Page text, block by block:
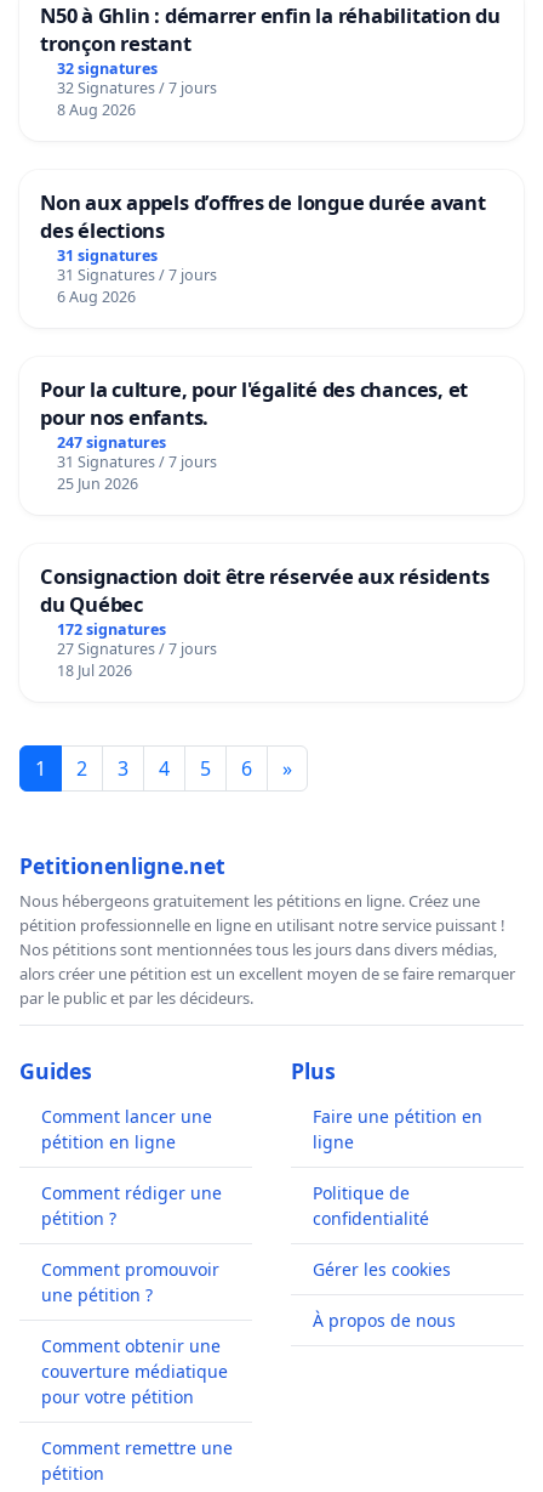
N50 à Ghlin : démarrer enfin la réhabilitation du
tronçon restant
32 signatures
32 Signatures / 7 jours
8 Aug 2026
Non aux appels d’offres de longue durée avant
des élections
31 signatures
31 Signatures / 7 jours
6 Aug 2026
Pour la culture, pour l'égalité des chances, et
pour nos enfants.
247 signatures
31 Signatures / 7 jours
25 Jun 2026
Consignaction doit être réservée aux résidents
du Québec
172 signatures
27 Signatures / 7 jours
18 Jul 2026
1 2 3 4 5 6 »
Petitionenligne.net
Nous hébergeons gratuitement les pétitions en ligne. Créez une
pétition professionnelle en ligne en utilisant notre service puissant !
Nos pétitions sont mentionnées tous les jours dans divers médias,
alors créer une pétition est un excellent moyen de se faire remarquer
par le public et par les décideurs.
Guides
Comment lancer une
pétition en ligne
Comment rédiger une
pétition ?
Comment promouvoir
une pétition ?
Comment obtenir une
couverture médiatique
pour votre pétition
Comment remettre une
pétition
Plus
Faire une pétition en
ligne
Politique de
confidentialité
Gérer les cookies
À propos de nous